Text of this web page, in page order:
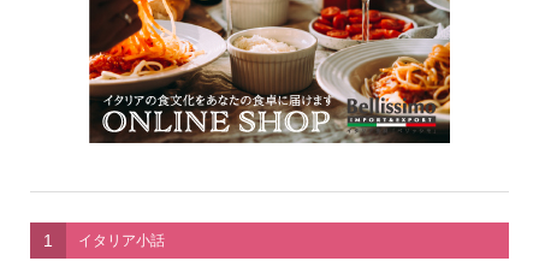
1 イタリア小話